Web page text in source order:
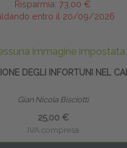
Risparmia: 73,00 €
entro il 20/09/2026
DEGLI INFORTUNI NEL
Gian Nicola Bisciotti
25,00 €
IVA compresa